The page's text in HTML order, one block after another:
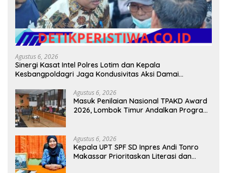
Agustus 6, 2026
Sinergi Kasat Intel Polres Lotim dan Kepala
Kesbangpoldagri Jaga Kondusivitas Aksi Damai
Agustus 6, 2026
Masuk Penilaian Nasional TPAKD Award
2026, Lombok Timur Andalkan Program
Agustus 6, 2026
Kepala UPT SPF SD Inpres Andi Tonro
Makassar Prioritaskan Literasi dan